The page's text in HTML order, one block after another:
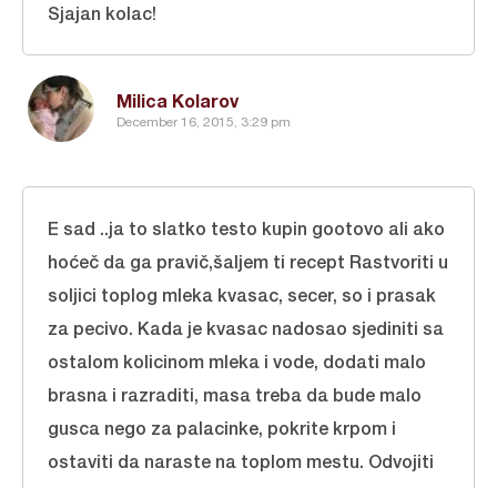
Milica Kolarov
December 16, 2015, 3:29 pm
Sjajan kolac!
E sad ..ja to slatko testo kupin gootovo ali ako
hoćeč da ga pravič,šaljem ti recept Rastvoriti u
soljici toplog mleka kvasac, secer, so i prasak
za pecivo. Kada je kvasac nadosao sjediniti sa
ostalom kolicinom mleka i vode, dodati malo
brasna i razraditi, masa treba da bude malo
gusca nego za palacinke, pokrite krpom i
ostaviti da naraste na toplom mestu. Odvojiti